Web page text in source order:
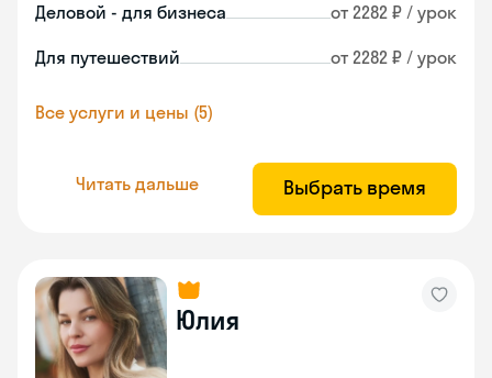
Деловой - для бизнеса от 2282 ₽ / урок
Для путешествий от 2282 ₽ / урок
Все услуги и цены (5)
Читать дальше Выбрать время
Юлия